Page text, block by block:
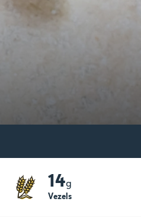
14g
Vezels